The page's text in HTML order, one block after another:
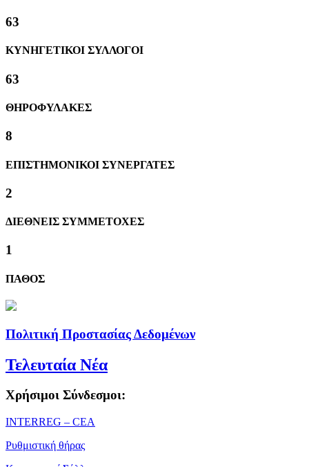
63
ΚΥΝΗΓΕΤΙΚΟΙ ΣΥΛΛΟΓΟΙ
63
ΘΗΡΟΦΥΛΑΚΕΣ
8
ΕΠΙΣΤΗΜΟΝΙΚΟΙ ΣΥΝΕΡΓΑΤΕΣ
2
ΔΙΕΘΝΕΙΣ ΣΥΜΜΕΤΟΧΕΣ
1
ΠΑΘΟΣ
Πολιτική Προστασίας Δεδομένων
Τελευταία Νέα
Χρήσιμοι Σύνδεσμοι:
ΙΝΤΕRREG – CEA
Ρυθμιστική θήρας